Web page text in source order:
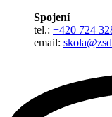
Spojení
tel.: +420 724
email: